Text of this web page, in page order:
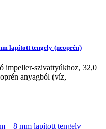
lapított tengely (neoprén)
impeller-szivattyúkhoz, 32,0
anyagból (víz,